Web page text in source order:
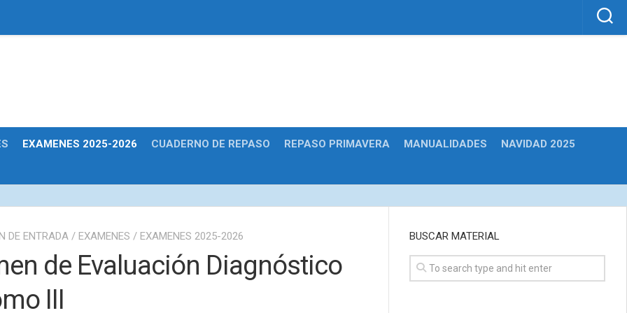
EXAMENES 2025-2026 CUADERNO DE REPASO REPASO PRIMAVERA MANUALIDADES
NAVIDAD 2025
DE ENTRADA / EXAMENES / EXAMENES 2025-2026
de Evaluación Diagnóstico
III
BUSCAR MATERIAL